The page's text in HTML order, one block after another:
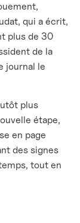
qui a écrit,
plus de 30
de la
journal le
plus
étape,
en page
des signes
tout en